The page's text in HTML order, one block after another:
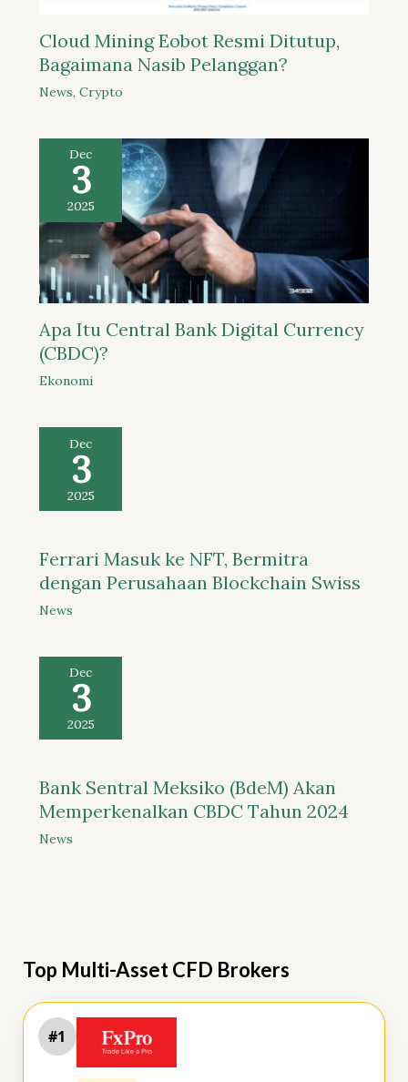
Cloud Mining Eobot Resmi Ditutup,
Bagaimana Nasib Pelanggan?
News, Crypto
Dec
3
2025
Apa Itu Central Bank Digital Currency
(CBDC)?
Ekonomi
Dec
3
2025
Ferrari Masuk ke NFT, Bermitra
dengan Perusahaan Blockchain Swiss
News
Dec
3
2025
Bank Sentral Meksiko (BdeM) Akan
Memperkenalkan CBDC Tahun 2024
News
Top Multi-Asset CFD Brokers
#1